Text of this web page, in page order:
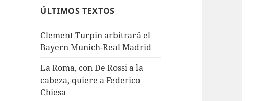
ÚLTIMOS TEXTOS
Clement Turpin arbitrará el
Bayern Munich-Real Madrid
La Roma, con De Rossi a la
cabeza, quiere a Federico
Chiesa